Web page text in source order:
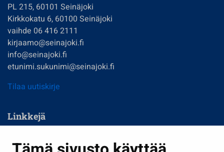
PL 215, 60101 Seinäjoki
Kirkkokatu 6, 60100 Seinäjoki
vaihde 06 416 2111
kirjaamo@seinajoki.fi
info@seinajoki.fi
etunimi.sukunimi@seinajoki.fi
Tilaa uutiskirje
Linkkejä